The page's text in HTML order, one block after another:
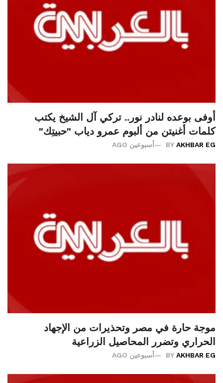
أوفى بوعده لنادر نور.. تركي آل الشيخ يكتب
كلمات أغنيتن من ألبوم عمرو دياب "حبيتِك"
BY AKHBAR EG أسبوعين AGO
موجة حارة في مصر وتحذيرات من الإجهاد
الحراري وتضرر المحاصيل الزراعية
BY AKHBAR EG أسبوعين AGO